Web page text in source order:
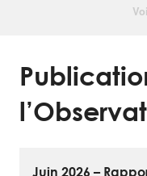
Juin 2026 –